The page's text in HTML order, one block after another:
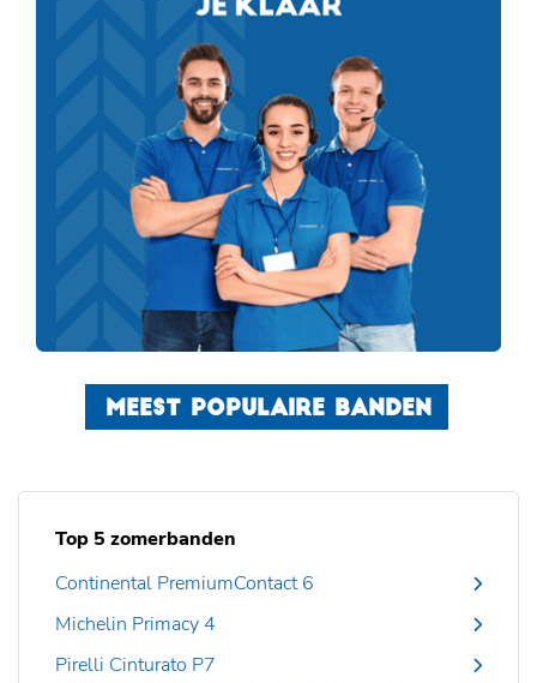
MEEST POPULAIRE BANDEN
Top 5 zomerbanden
Continental PremiumContact 6
Michelin Primacy 4
Pirelli Cinturato P7